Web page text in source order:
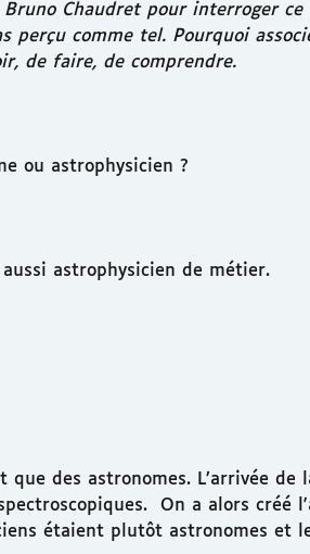
Chaudret pour interroger
perçu comme tel. Pourquoi
de faire, de comprendre.
ou astrophysicien ?
astrophysicien de métier.
des astronomes. L’arrivée
On a alors
étaient plutôt astronomes et